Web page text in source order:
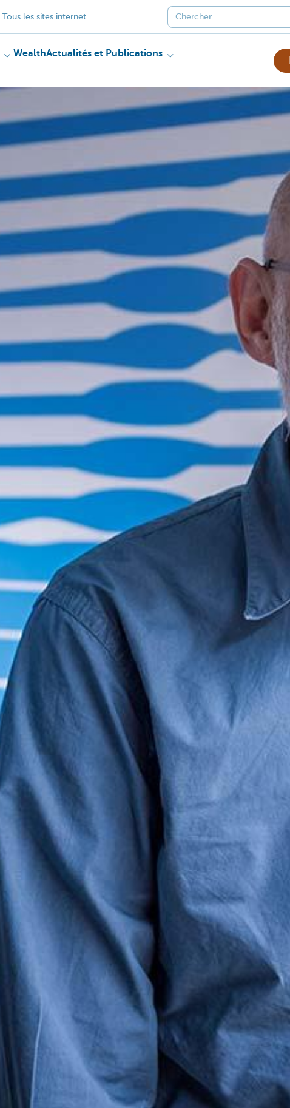
Tous les sites internet
WealthActualités et Publications